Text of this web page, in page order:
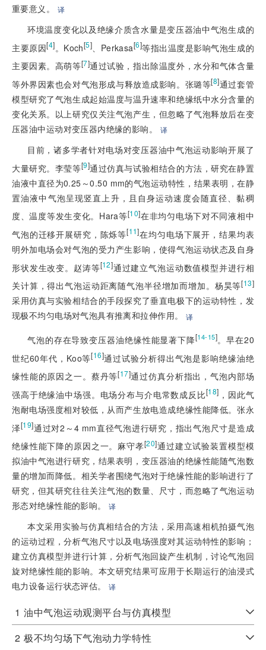
重要意义。
译
环境温度变化以及绝缘介质含水量是变压器油中气泡生成的
主要原因[4]。Koch[5] 、Perkasa[6]等指出温度是影响气泡生成的
主要因素。高萌等[7]通过试验，指出除温度外，水分和气体含量
等外界因素也会对气泡形成与释放造成影响。张璐等[8]通过套管
模型研究了气泡生成起始温度与温升速率和绝缘纸中水分含量的
变化关系。以上研究仅关注气泡产生，但忽略了气泡释放后在变
压器油中运动对变压器内绝缘的影响。
译
目前，诸多学者针对电场对变压器油中气泡运动影响开展了
大量研究。李莹等[9]通过仿真与试验相结合的方法，研究在静置
油液中直径为0.25～0.50 mm的气泡运动特性，结果表明，在静
置油液中气泡呈现竖直上升，且自身运动速度会随直径、黏稠
度、温度等发生变化。Hara等[10]在非均匀电场下对不同液相中
气泡的迁移开展研究，陈烁等[11]在均匀电场下展开，结果均表
明外加电场会对气泡的受力产生影响，使得气泡运动状态及自身
形状发生改变。赵涛等[12]通过建立气泡运动数值模型并进行相
关计算，得出气泡运动距离随气泡半径增加而增加。杨昊等[13]
采用仿真与实验相结合的手段探究了垂直电极下的运动特性，发
现极不均匀电场对气泡具有推离和拉伸作用。 译
气泡的存在导致变压器油绝缘性能显著下降[14-15]。早在20
世纪60年代，Koo等[16]通过试验分析得出气泡是影响绝缘油绝
缘性能的原因之一。蔡丹等[17]通过仿真分析指出，气泡内部场
强高于绝缘油中场强。电场分布与介电常数成反比[18] ，因此气
泡耐电场强度相对较低，从而产生放电造成绝缘性能降低。张永
泽[19]通过对2～4 mm直径气泡进行研究，指出气泡尺寸是造成
绝缘性能下降的原因之一。麻守孝[20]通过建立试验装置模型模
拟油中气泡进行研究，结果表明，变压器油的绝缘性能随气泡数
量的增加而降低。相关学者围绕气泡对于绝缘性能的影响进行了
研究，但其研究往往关注气泡的数量、尺寸，而忽略了气泡运动
形态对绝缘性能的影响。译
本文采用实验与仿真相结合的方法，采用高速相机拍摄气泡
的运动过程，分析气泡尺寸以及电场强度对其运动特性的影响；
建立仿真模型并进行计算，分析气泡回旋产生机制，讨论气泡回
旋对绝缘性能的影响。本文研究结果可应用于长期运行的油浸式
电力设备运行状态评估。
译
1 油中气泡运动观测平台与仿真模型
2 极不均匀场下气泡动力学特性